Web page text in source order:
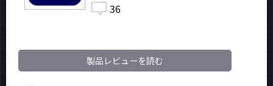
36
製品レビューを読む